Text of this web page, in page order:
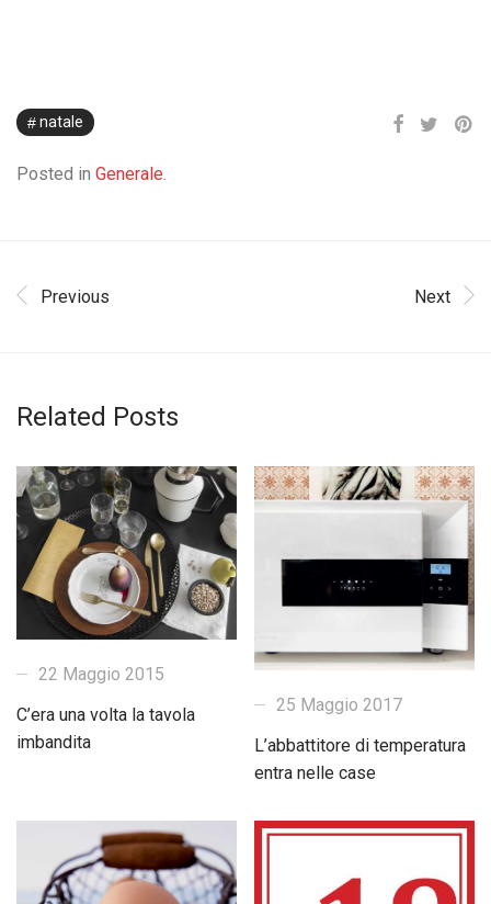
natale
Posted in Generale.
Previous Next
Related Posts
22 Maggio 2015
C’era una volta la tavola
imbandita
25 Maggio 2017
L’abbattitore di temperatura
entra nelle case